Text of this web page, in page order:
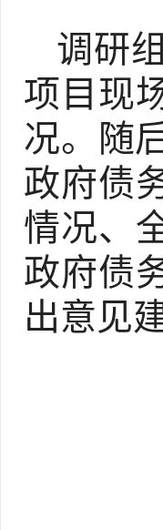
调研
项目现
况。随
政府债
情况、
政府债
出意见